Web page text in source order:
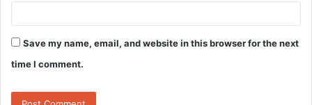
Save my name, email, and website in this browser for the next
time I comment.